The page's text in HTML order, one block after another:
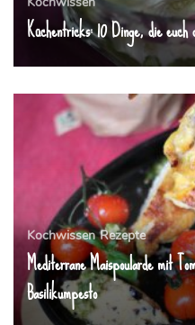
Küchentricks: 10 Dinge, die
Kochwissen Rezepte
Mediterrane Maispoularde mit
Basilikumpesto